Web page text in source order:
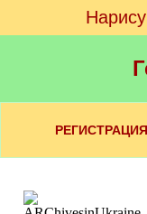
РЕГИСТРАЦИЯ